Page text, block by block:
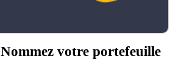
Nommez votre portefeuille